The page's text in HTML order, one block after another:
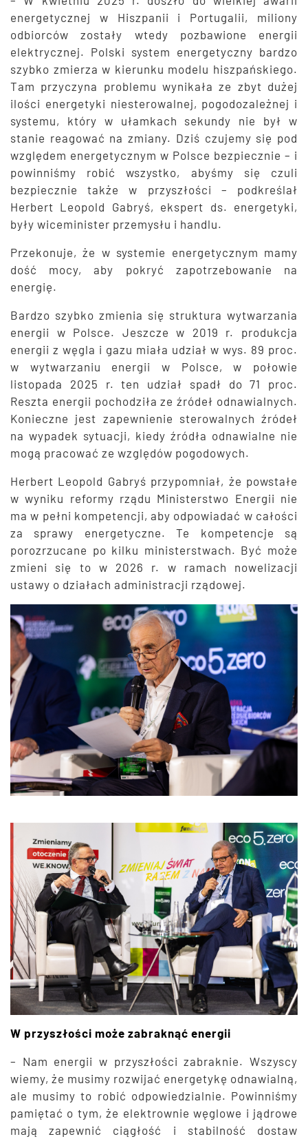
energetycznej w Hiszpanii i Portugalii, miliony
odbiorców zostały wtedy pozbawione energii
elektrycznej. Polski system energetyczny bardzo
szybko zmierza w kierunku modelu hiszpańskiego.
Tam przyczyna problemu wynikała ze zbyt dużej
ilości energetyki niesterowalnej, pogodozależnej i
systemu, który w ułamkach sekundy nie był w
stanie reagować na zmiany. Dziś czujemy się pod
względem energetycznym w Polsce bezpiecznie – i
powinniśmy robić wszystko, abyśmy się czuli
bezpiecznie także w przyszłości – podkreślał
Herbert Leopold Gabryś, ekspert ds. energetyki,
były wiceminister przemysłu i handlu.
Przekonuje, że w systemie energetycznym mamy
dość mocy, aby pokryć zapotrzebowanie na
energię.
Bardzo szybko zmienia się struktura wytwarzania
energii w Polsce. Jeszcze w 2019 r. produkcja
energii z węgla i gazu miała udział w wys. 89 proc.
w wytwarzaniu energii w Polsce, w połowie
listopada 2025 r. ten udział spadł do 71 proc.
Reszta energii pochodziła ze źródeł odnawialnych.
Konieczne jest zapewnienie sterowalnych źródeł
na wypadek sytuacji, kiedy źródła odnawialne nie
mogą pracować ze względów pogodowych.
Herbert Leopold Gabryś przypomniał, że powstałe
w wyniku reformy rządu Ministerstwo Energii nie
ma w pełni kompetencji, aby odpowiadać w całości
za sprawy energetyczne. Te kompetencje są
porozrzucane po kilku ministerstwach. Być może
zmieni się to w 2026 r. w ramach nowelizacji
ustawy o działach administracji rządowej.
W przyszłości może zabraknąć energii
– Nam energii w przyszłości zabraknie. Wszyscy
wiemy, że musimy rozwijać energetykę odnawialną,
ale musimy to robić odpowiedzialnie. Powinniśmy
pamiętać o tym, że elektrownie węglowe i jądrowe
mają zapewnić ciągłość i stabilność dostaw